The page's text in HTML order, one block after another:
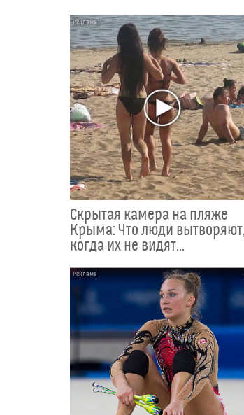
Скрытая камера на пляже
Крыма: Что люди
когда их не видят...